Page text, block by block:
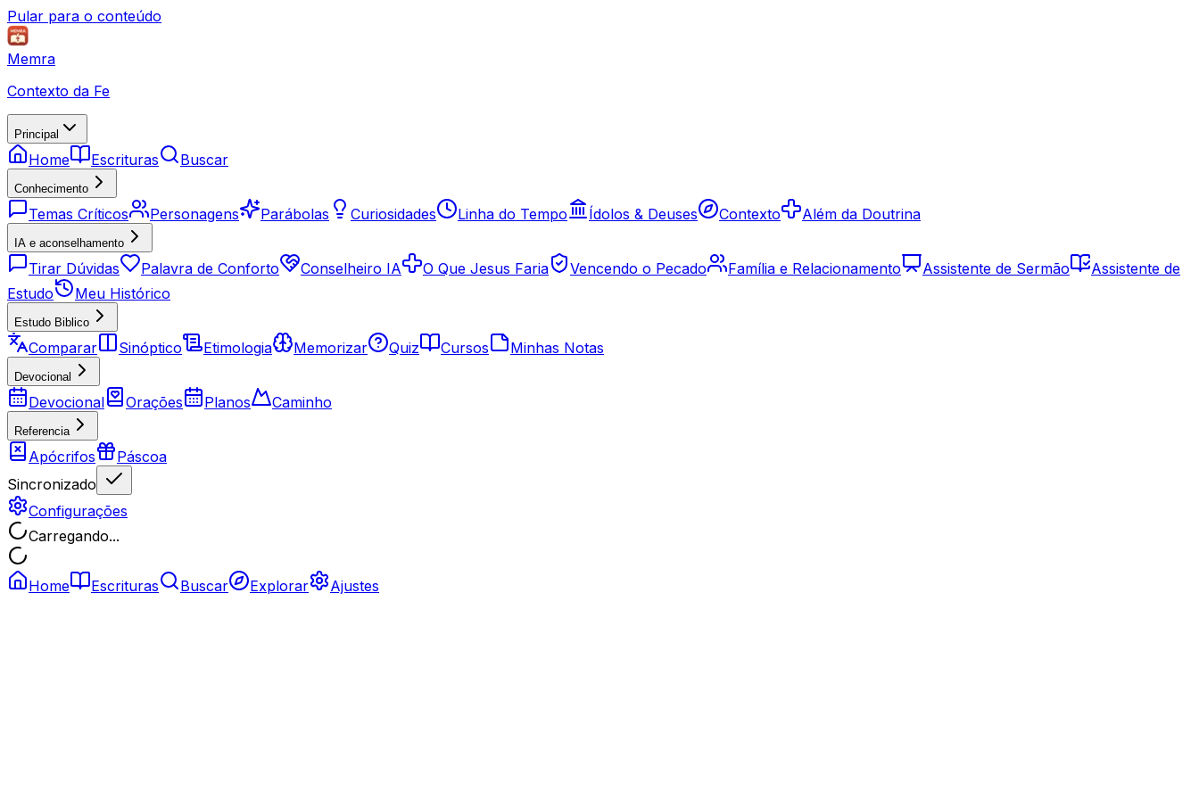
Pular para o conteúdo
Memra
Contexto da Fe
Principal
Home Escrituras Buscar
Conhecimento
Temas Críticos Personagens Parábolas Curiosidades Linha do Tempo Ídolos & Deuses Contexto Além da Doutrina
IA e aconselhamento
Tirar Dúvidas Palavra de Conforto Conselheiro IA O Que Jesus Faria Vencendo o Pecado Família e Relacionamento Assistente de Sermão
Assistente de
Estudo
Meu Histórico
Estudo Biblico
Comparar Sinóptico Etimologia Memorizar Quiz Cursos Minhas Notas
Devocional
Devocional Orações Planos Caminho
Referencia
Apócrifos
Páscoa
Sincronizado
Configurações
Carregando...
Home Escrituras Buscar Explorar Ajustes